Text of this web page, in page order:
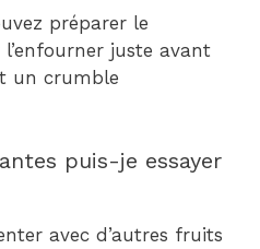
préparer le
l’enfourner juste avant
un crumble
puis-je essayer
avec d’autres fruits